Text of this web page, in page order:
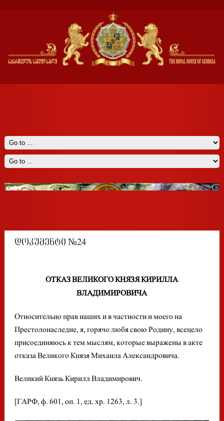
დოკუმენტი №24
ОТКАЗ ВЕЛИКОГО КНЯЗЯ КИРИЛЛА
ВЛАДИМИРОВИЧА
Относительно прав наших и в частности и моего на
Престолонаследие, я, горячо любя свою Родину, всецело
присоединяюсь к тем мыслям, которые выражены в акте
отказа Великого Князя Михаила Александровича.
Великий Князь Кирилл Владимирович.
[ГАРФ, ф. 601, оп. 1, ед. хр. 1263, л. 3.]